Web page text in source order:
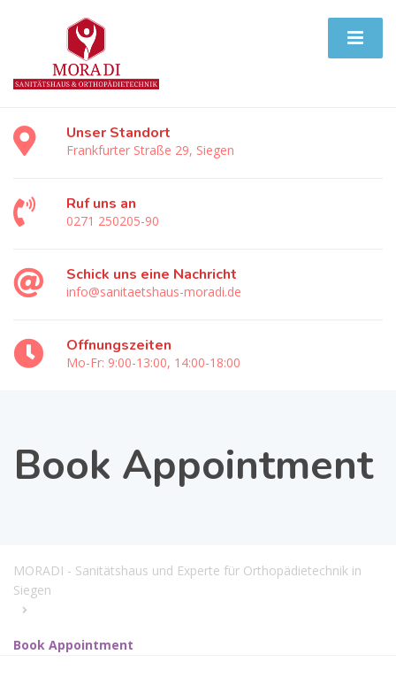
Unser Standort
Frankfurter Straße 29, Siegen
Ruf uns an
0271 250205-90
Schick uns eine Nachricht
info@sanitaetshaus-moradi.de
Öffnungszeiten
Mo-Fr: 9:00-13:00, 14:00-18:00
Book Appointment
MORADI - Sanitätshaus und Experte für Orthopädietechnik in
Siegen
Book Appointment